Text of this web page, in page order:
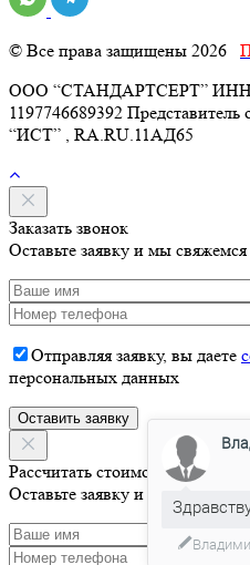
© Все права защищены 2026
ООО “СТАНДАРТСЕРТ” ИНН
1197746689392
“ИСТ” , RA.RU.11АД65
Заказать звонок
Оставьте заявку и мы
Отправляя заявку, вы даете
персональных данных
Рассчитать стоимость
Оставьте заявку и мы